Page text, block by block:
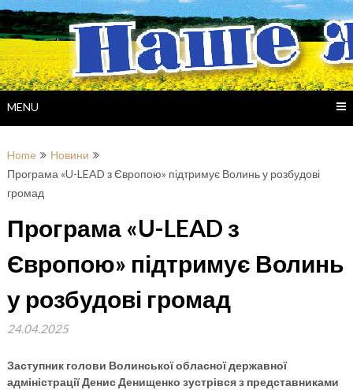
Skip
to
content
MENU
Home
Новини
Програма «U-LEAD з Європою» підтримує Волинь у розбудові
громад
Програма «U-LEAD з
Європою» підтримує Волинь
у розбудові громад
24.04.2025
Заступник голови Волинської обласної державної
адміністрації Денис Денищенко зустрівся з представниками